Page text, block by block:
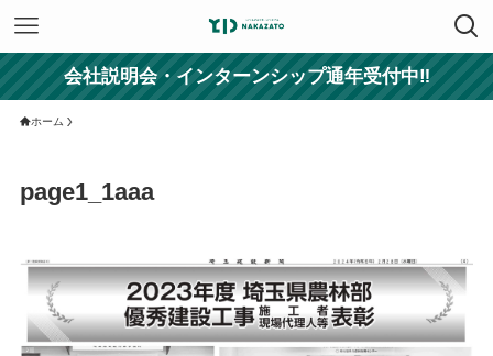
会社説明会・インターンシップ通年受付中‼
ホーム
page1_1aaa